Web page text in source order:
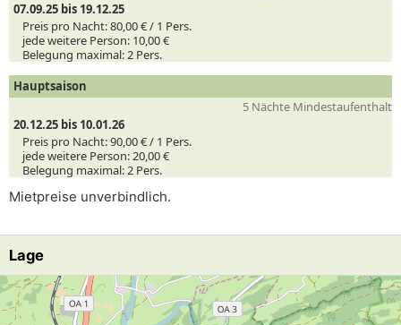
07.09.25 bis 19.12.25
Preis pro Nacht:80,00 € / 1 Pers.
jede weitere Person: 10,00 €
Belegung maximal:2 Pers.
Hauptsaison
5 Nächte Mindestaufenthalt
20.12.25 bis 10.01.26
Preis pro Nacht:90,00 € / 1 Pers.
jede weitere Person:20,00 €
Belegung maximal:2 Pers.
Mietpreise unverbindlich.
Lage
Lade Lageplan